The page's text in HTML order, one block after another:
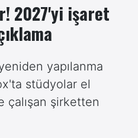
2027'yi işaret
yapılanma
stüdyolar el
çalışan şirketten